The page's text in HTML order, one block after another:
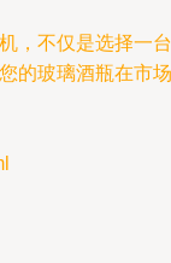
，不仅是选择一台
的玻璃酒瓶在市场